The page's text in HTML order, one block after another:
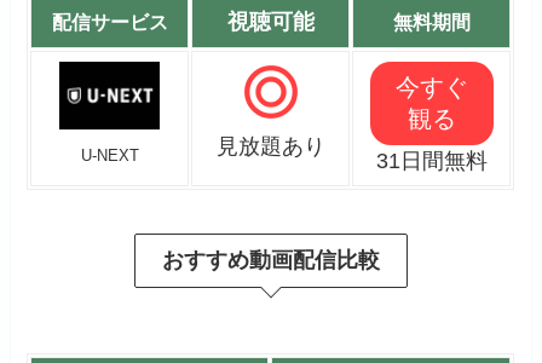
配信サービス 視聴可能 無料期間
U-NEXT 見放題あり
今すぐ
観る
31日間無料
おすすめ動画配信比較